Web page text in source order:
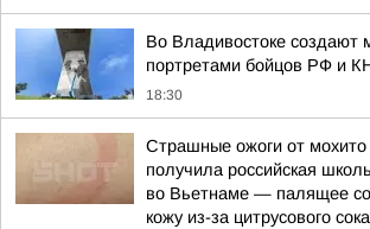
Во Владивостоке создают
портретами бойцов РФ и
18:30
Страшные ожоги от
получила российская
во Вьетнаме — палящее
кожу из-за цитрусового сока